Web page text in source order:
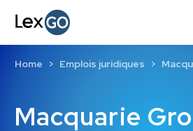
Macquarie
Home Emplois juridiques